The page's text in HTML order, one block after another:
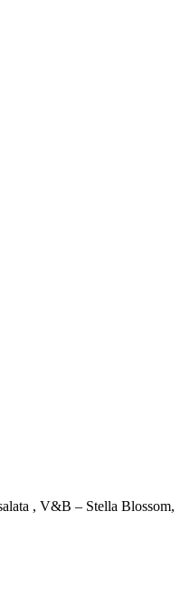
, V&B – Stella Blossom,